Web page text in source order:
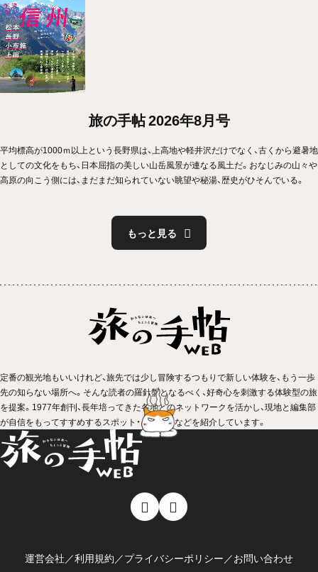
旅の手帖 2026年8月号
平均標高が1000ｍ以上という長野県は、上高地や軽井沢だけでなく、古くから避暑地
としての文化をもち、日本屈指の美しい山岳風景が連なる風土だ。おなじみの山々や
高原の向こう側には、まだまだ知られていない眺望や秘湯、歴史がひそんでいる。
もっと見る
定番の観光地もいいけれど、旅先では少し冒険するつもりで新しい体験を、もう一歩
先の知らない場所へ。そんな読者の羅針盤となるべく、好奇心を刺激する体験型の旅
を提案。1977年創刊、長年培ってきた各地とのネットワークを活かし、現地と編集部
が自信をもってすすめするスポット・イベントなどを紹介しています。
運営会社／利用規約／プライバシーポリシー／お問い合わせ